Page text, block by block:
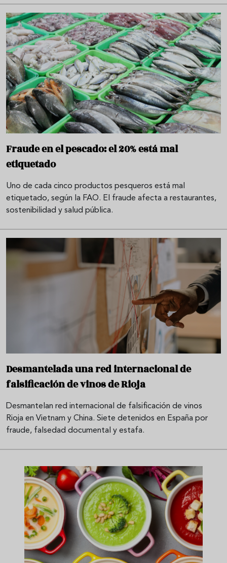
Fraude en el pescado: el 20% está mal
etiquetado
Uno de cada cinco productos pesqueros está mal
etiquetado, según la FAO. El fraude afecta a restaurantes,
sostenibilidad y salud pública.
Desmantelada una red internacional de
falsificación de vinos de Rioja
Desmantelan red internacional de falsificación de vinos
Rioja en Vietnam y China. Siete detenidos en España por
fraude, falsedad documental y estafa.